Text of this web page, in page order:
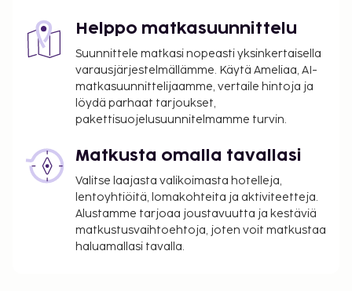
Helppo matkasuunnittelu
Suunnittele matkasi nopeasti yksinkertaisella
varausjärjestelmällämme. Käytä Ameliaa, AI-
matkasuunnittelijaamme, vertaile hintoja ja
löydä parhaat tarjoukset,
pakettisuojelusuunnitelmamme turvin.
Matkusta omalla tavallasi
Valitse laajasta valikoimasta hotelleja,
lentoyhtiöitä, lomakohteita ja aktiviteetteja.
Alustamme tarjoaa joustavuutta ja kestäviä
matkustusvaihtoehtoja, joten voit matkustaa
haluamallasi tavalla.